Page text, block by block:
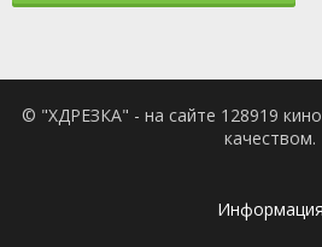
© "ХДРЕЗКА" - на сайте 128919
качеством.
Информация